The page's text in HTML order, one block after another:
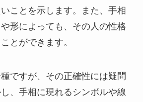
ことを示します。また、手相
形によっても、その人の性格
とができます。
ですが、その正確性には疑問
、手相に現れるシンボルや線